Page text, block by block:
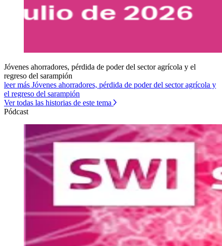
Jóvenes ahorradores, pérdida de poder del sector agrícola y el
regreso del sarampión
leer más Jóvenes ahorradores, pérdida de poder del sector agrícola y
el regreso del sarampión
Ver todas las historias de este tema
Pódcast